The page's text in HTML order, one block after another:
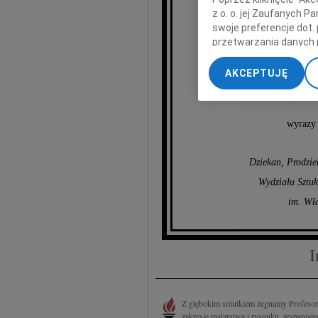
prof.
Akademii Sztuk
wyrazy
Dziekan,
Wydziału
im.
Z głębokim smutkiem żegnamy
z o. o. jej Zaufanych
swoje preferencje dot.
przetwarzania danych
„Ustawienia
My, nasi Zaufani
dokładnych danych
Przechowywanie
treści, badnie
AKCEPTUJĘ